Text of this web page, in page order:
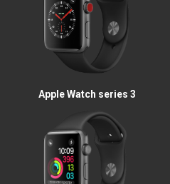
Apple Watch series 3